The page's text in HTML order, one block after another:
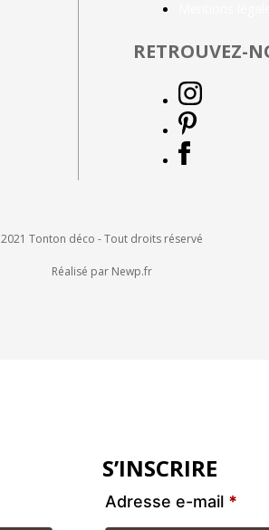
RETROUVEZ-
2021 Tonton déco - Tout droits réservé
Réalisé par Newp.fr
S’INSCRIRE
Adresse e-mail *